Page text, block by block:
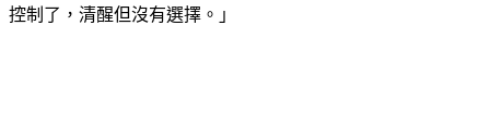
電影《黑寡婦》：「他叫模仿大師，他控制了紅屋，他們被他